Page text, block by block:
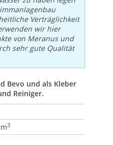
Verträglichkeit
wir hier
von Meranus und
sehr gute Qualität
Bevo und als Kleber
Reiniger.
3